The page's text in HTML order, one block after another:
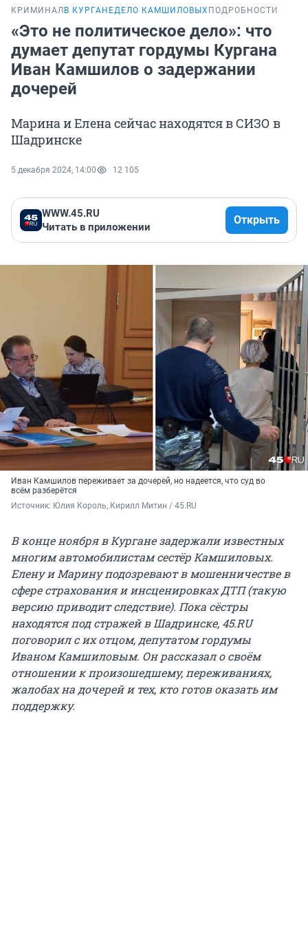
КРИМИНАЛ В КУРГАНЕДЕЛО КАМШИЛОВЫХ ПОДРОБНОСТИ
«Это не политическое дело»: что
думает депутат гордумы Кургана
Иван Камшилов о задержании
дочерей
Марина и Елена сейчас находятся в СИЗО в
Шадринске
5 декабря 2024, 14:00 12 105
WWW.45.RU
Читать в приложении
Открыть
Иван Камшилов переживает за дочерей, но надеется, что суд во
всём разберётся
Источник: Юлия Король, Кирилл Митин / 45.RU
В конце ноября в Кургане задержали известных
многим автомобилистам сестёр Камшиловых.
Елену и Марину подозревают в мошенничестве в
сфере страхования и инсценировках ДТП (такую
версию приводит следствие). Пока сёстры
находятся под стражей в Шадринске, 45.RU
поговорил с их отцом, депутатом гордумы
Иваном Камшиловым. Он рассказал о своём
отношении к произошедшему, переживаниях,
жалобах на дочерей и тех, кто готов оказать им
поддержку.